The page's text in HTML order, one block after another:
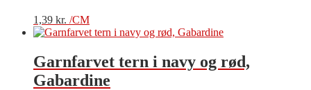
1,39 kr. /CM
Garnfarvet tern i navy og rød,
Gabardine